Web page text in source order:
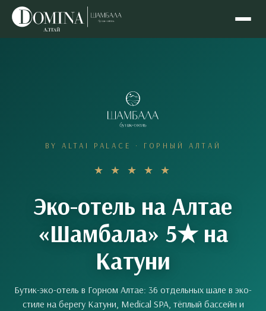
BY ALTAI PALACE · ГОРНЫЙ АЛТАЙ
★ ★ ★ ★ ★
Эко-отель на Алтае
«Шамбала» 5★ на
Катуни
Бутик-эко-отель в Горном Алтае: 36 отдельных шале в эко-
стиле на берегу Катуни, Medical SPA, тёплый бассейн и